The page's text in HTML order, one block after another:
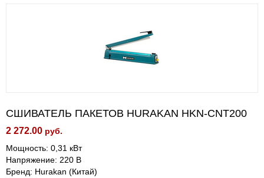
СШИВАТЕЛЬ ПАКЕТОВ HURAKAN HKN-CNT200
2 272.00 руб.
Мощность: 0,31 кВт
Напряжение: 220 В
Бренд: Hurakan (Китай)